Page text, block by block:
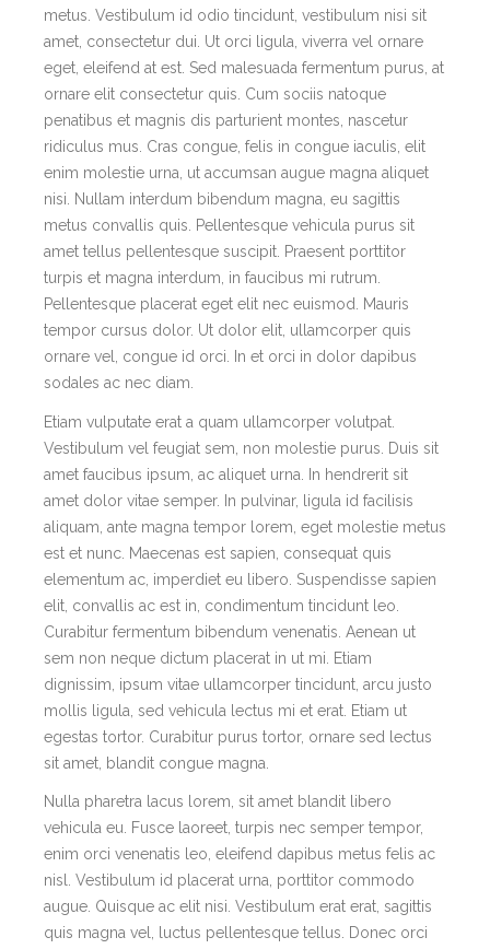
metus. Vestibulum id odio tincidunt, vestibulum nisi sit
amet, consectetur dui. Ut orci ligula, viverra vel ornare
eget, eleifend at est. Sed malesuada fermentum purus, at
ornare elit consectetur quis. Cum sociis natoque
penatibus et magnis dis parturient montes, nascetur
ridiculus mus. Cras congue, felis in congue iaculis, elit
enim molestie urna, ut accumsan augue magna aliquet
nisi. Nullam interdum bibendum magna, eu sagittis
metus convallis quis. Pellentesque vehicula purus sit
amet tellus pellentesque suscipit. Praesent porttitor
turpis et magna interdum, in faucibus mi rutrum.
Pellentesque placerat eget elit nec euismod. Mauris
tempor cursus dolor. Ut dolor elit, ullamcorper quis
ornare vel, congue id orci. In et orci in dolor dapibus
sodales ac nec diam.
Etiam vulputate erat a quam ullamcorper volutpat.
Vestibulum vel feugiat sem, non molestie purus. Duis sit
amet faucibus ipsum, ac aliquet urna. In hendrerit sit
amet dolor vitae semper. In pulvinar, ligula id facilisis
aliquam, ante magna tempor lorem, eget molestie metus
est et nunc. Maecenas est sapien, consequat quis
elementum ac, imperdiet eu libero. Suspendisse sapien
elit, convallis ac est in, condimentum tincidunt leo.
Curabitur fermentum bibendum venenatis. Aenean ut
sem non neque dictum placerat in ut mi. Etiam
dignissim, ipsum vitae ullamcorper tincidunt, arcu justo
mollis ligula, sed vehicula lectus mi et erat. Etiam ut
egestas tortor. Curabitur purus tortor, ornare sed lectus
sit amet, blandit congue magna.
Nulla pharetra lacus lorem, sit amet blandit libero
vehicula eu. Fusce laoreet, turpis nec semper tempor,
enim orci venenatis leo, eleifend dapibus metus felis ac
nisl. Vestibulum id placerat urna, porttitor commodo
augue. Quisque ac elit nisi. Vestibulum erat erat, sagittis
quis magna vel, luctus pellentesque tellus. Donec orci